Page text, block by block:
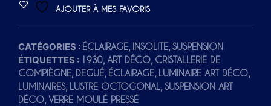
R
N
A
T
AJOUTER À MES FAVORIS
CATÉGORIES : ÉCLAIRAGE, INSOLITE, SUSPENSION
ÉTIQUETTES : 1930, ART DÉCO, CRISTALLERIE DE
COMPIÈGNE, DEGUÉ, ÉCLAIRAGE, LUMINAIRE ART DÉCO,
LUMINAIRES, LUSTRE OCTOGONAL, SUSPENSION ART
DÉCO, VERRE MOULÉ PRESSÉ